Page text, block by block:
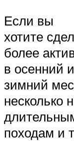
Если вы
хотите
более
в осенний
зимний
несколько
походам и